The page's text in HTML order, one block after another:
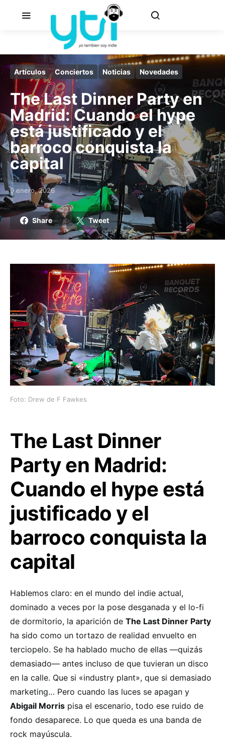
Artículos Conciertos Noticias Novedades
The Last Dinner Party en
Madrid: Cuando el hype
está justificado y el
barroco conquista la
capital
Posted on
9 enero, 2026
Share Tweet
Foto: Drew de F Fawkes
The Last Dinner
Party en Madrid:
Cuando el hype está
justificado y el
barroco conquista la
capital
Hablemos claro: en el mundo del indie actual,
dominado a veces por la pose desganada y el lo-fi
de dormitorio, la aparición de The Last Dinner Party
ha sido como un tortazo de realidad envuelto en
terciopelo. Se ha hablado mucho de ellas —quizás
demasiado— antes incluso de que tuvieran un disco
en la calle. Que si «industry plant», que si demasiado
marketing… Pero cuando las luces se apagan y
Abigail Morris pisa el escenario, todo ese ruido de
fondo desaparece. Lo que queda es una banda de
rock mayúscula.